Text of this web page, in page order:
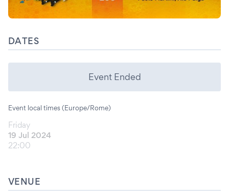
DATES
Event Ended
Event local times (Europe/Rome)
Friday
19 Jul 2024
22:00
VENUE